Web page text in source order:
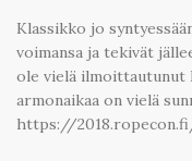
Klassikko jo
voimansa ja tekivät
ole vielä ilmoittautunut
armonaikaa on vielä
https://